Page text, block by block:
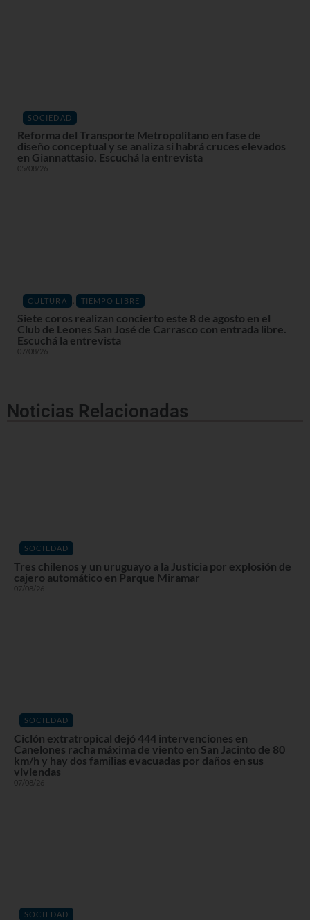
SOCIEDAD
Reforma del Transporte Metropolitano en fase de
diseño conceptual y se analiza si habrá cruces elevados
en Giannattasio. Escuchá la entrevista
05/08/26
CULTURA , TIEMPO LIBRE
Siete coros realizan concierto este 8 de agosto en el
Club de Leones San José de Carrasco con entrada libre.
Escuchá la entrevista
07/08/26
Noticias Relacionadas
SOCIEDAD
Tres chilenos y un uruguayo a la Justicia por explosión de
cajero automático en Parque Miramar
07/08/26
SOCIEDAD
Ciclón extratropical dejó 444 intervenciones en
Canelones racha máxima de viento en San Jacinto de 80
km/h y hay dos familias evacuadas por daños en sus
viviendas
07/08/26
SOCIEDAD